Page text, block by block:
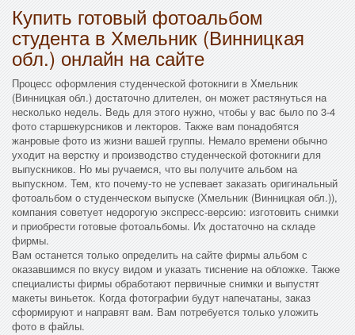
Купить готовый фотоальбом
студента в Хмельник (Винницкая
обл.) онлайн на сайте
Процесс оформления студенческой фотокниги в Хмельник
(Винницкая обл.) достаточно длителен, он может растянуться на
несколько недель. Ведь для этого нужно, чтобы у вас было по 3-4
фото старшекурсников и лекторов. Также вам понадобятся
жанровые фото из жизни вашей группы. Немало времени обычно
уходит на верстку и производство студенческой фотокниги для
выпускников. Но мы ручаемся, что вы получите альбом на
выпускном. Тем, кто почему-то не успевает заказать оригинальный
фотоальбом о студенческом выпуске (Хмельник (Винницкая обл.)),
компания советует недорогую экспресс-версию: изготовить снимки
и приобрести готовые фотоальбомы. Их достаточно на складе
фирмы.
Вам останется только определить на сайте фирмы альбом с
оказавшимся по вкусу видом и указать тиснение на обложке. Также
специалисты фирмы обработают первичные снимки и выпустят
макеты виньеток. Когда фотографии будут напечатаны, заказ
сформируют и направят вам. Вам потребуется только уложить
фото в файлы.